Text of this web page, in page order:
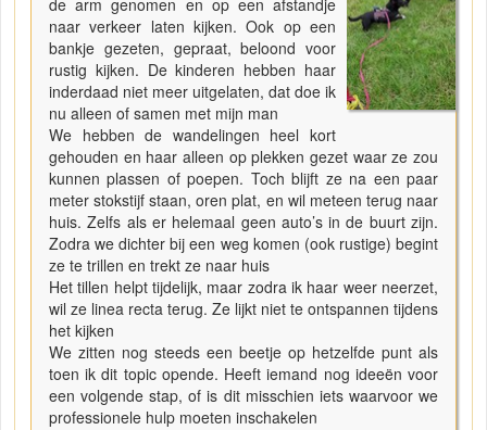
de arm genomen en op een afstandje
naar verkeer laten kijken. Ook op een
bankje gezeten, gepraat, beloond voor
rustig kijken. De kinderen hebben haar
inderdaad niet meer uitgelaten, dat doe ik
nu alleen of samen met mijn man
We hebben de wandelingen heel kort
gehouden en haar alleen op plekken gezet waar ze zou
kunnen plassen of poepen. Toch blijft ze na een paar
meter stokstijf staan, oren plat, en wil meteen terug naar
huis. Zelfs als er helemaal geen auto’s in de buurt zijn.
Zodra we dichter bij een weg komen (ook rustige) begint
ze te trillen en trekt ze naar huis
Het tillen helpt tijdelijk, maar zodra ik haar weer neerzet,
wil ze linea recta terug. Ze lijkt niet te ontspannen tijdens
het kijken
We zitten nog steeds een beetje op hetzelfde punt als
toen ik dit topic opende. Heeft iemand nog ideeën voor
een volgende stap, of is dit misschien iets waarvoor we
professionele hulp moeten inschakelen